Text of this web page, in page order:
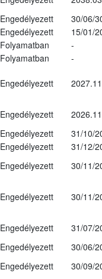
Engedélyezett
30/06/
Engedélyezett
15/01/
Folyamatban
-
Folyamatban
-
Engedélyezett
Engedélyezett
Engedélyezett
31/10/
Engedélyezett
31/12/
Engedélyezett
30/11/
Engedélyezett 30/11/
Engedélyezett
31/07/
Engedélyezett
30/06/
Engedélyezett 30/09/